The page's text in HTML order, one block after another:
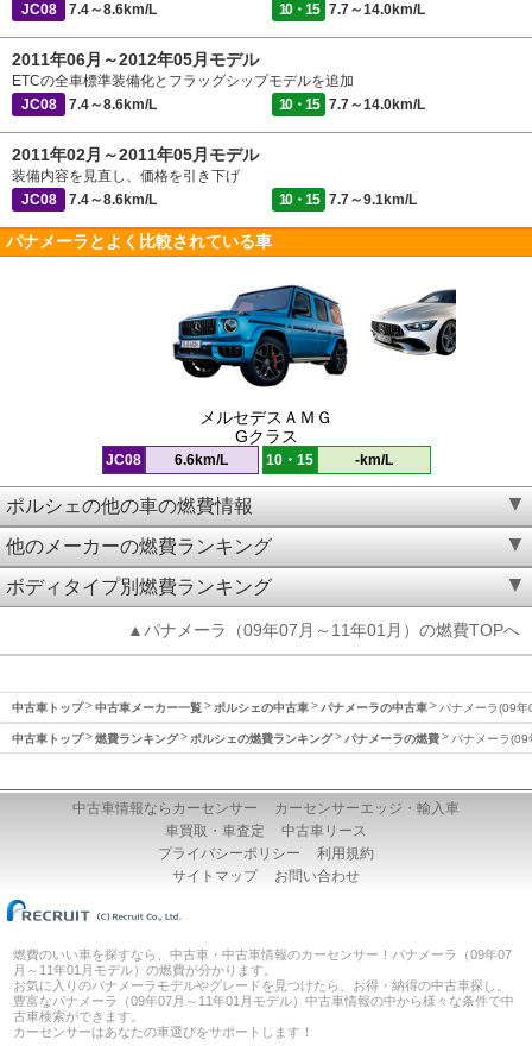
JC08
7.4～8.6km/L 10・15 7.7～14.0km/L
2011年06月～2012年05月モデル
ETCの全車標準装備化とフラッグシップモデルを追加
JC08
7.4～8.6km/L 10・15 7.7～14.0km/L
2011年02月～2011年05月モデル
装備内容を見直し、価格を引き下げ
JC08
7.4～8.6km/L 10・15 7.7～9.1km/L
パナメーラとよく比較されている車
メルセデスＡＭＧ
Gクラス
JC08 6.6km/L 10・15 -km/L
ポルシェの他の車の燃費情報
他のメーカーの燃費ランキング
ボディタイプ別燃費ランキング
▲パナメーラ（09年07月～11年01月）の燃費TOPへ
中古車トップ 中古車メーカー一覧 ポルシェの中古車 パナメーラの中古車 パナメーラ(09
中古車トップ 燃費ランキング ポルシェの燃費ランキング パナメーラの燃費 パナメーラ
中古車情報ならカーセンサー
カーセンサーエッジ・輸入車
車買取・車査定
中古車リース
プライバシーポリシー
利用規約
サイトマップ
お問い合わせ
燃費のいい車を探すなら、中古車・中古車情報のカーセンサー！パナメーラ（09年07
月～11年01月モデル）の燃費が分かります。
お気に入りのパナメーラモデルやグレードを見つけたら、お得・納得の中古車探し。
豊富なパナメーラ（09年07月～11年01月モデル）中古車情報の中から様々な条件で中
古車検索ができます。
カーセンサーはあなたの車選びをサポートします！